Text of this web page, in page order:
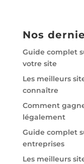
Nos
Guide complet
votre site
Les meilleurs
connaître
Comment
légalement
Guide complet
entreprises
Les meilleurs